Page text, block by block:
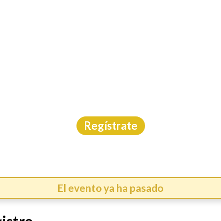
Regístrate
El evento ya ha pasado